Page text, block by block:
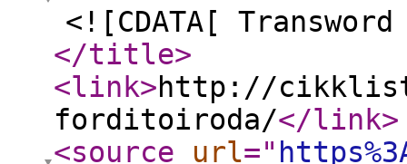
<![CDATA[
</title>
<link>http://
forditoiroda/</link>
<source
url="